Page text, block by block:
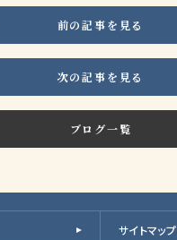
前の記事を見る
ブログ一覧
次の記事を見る
サイトマップ